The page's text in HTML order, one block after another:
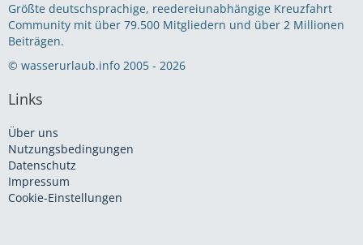
Größte deutschsprachige, reedereiunabhängige Kreuzfahrt
Community mit über 79.500 Mitgliedern und über 2 Millionen
Beiträgen.
© wasserurlaub.info 2005 - 2026
Links
Über uns
Nutzungsbedingungen
Datenschutz
Impressum
Cookie-Einstellungen